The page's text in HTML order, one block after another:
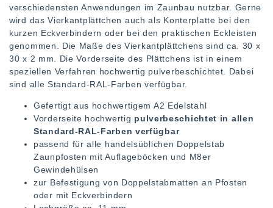
verschiedensten Anwendungen im Zaunbau nutzbar. Gerne
wird das Vierkantplättchen auch als Konterplatte bei den
kurzen Eckverbindern oder bei den praktischen Eckleisten
genommen. Die Maße des Vierkantplättchens sind ca. 30 x
30 x 2 mm. Die Vorderseite des Plättchens ist in einem
speziellen Verfahren hochwertig pulverbeschichtet. Dabei
sind alle Standard-RAL-Farben verfügbar.
Gefertigt aus hochwertigem A2 Edelstahl
Vorderseite hochwertig pulverbeschichtet in allen
Standard-RAL-Farben verfügbar
passend für alle handelsüblichen Doppelstab
Zaunpfosten mit Auflageböcken und M8er
Gewindehülsen
zur Befestigung von Doppelstabmatten an Pfosten
oder mit Eckverbindern